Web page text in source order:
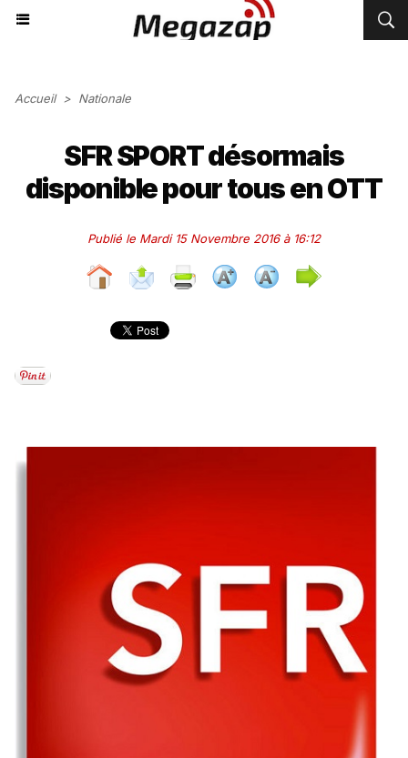
Accueil > Nationale
SFR SPORT désormais
disponible pour tous en OTT
Publié le Mardi 15 Novembre 2016 à 16:12